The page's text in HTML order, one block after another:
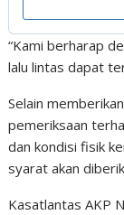
“Kami berharap
lalu lintas dapat
Selain
pemeriksaan
dan kondisi fisik
syarat akan
Kasatlantas AKP